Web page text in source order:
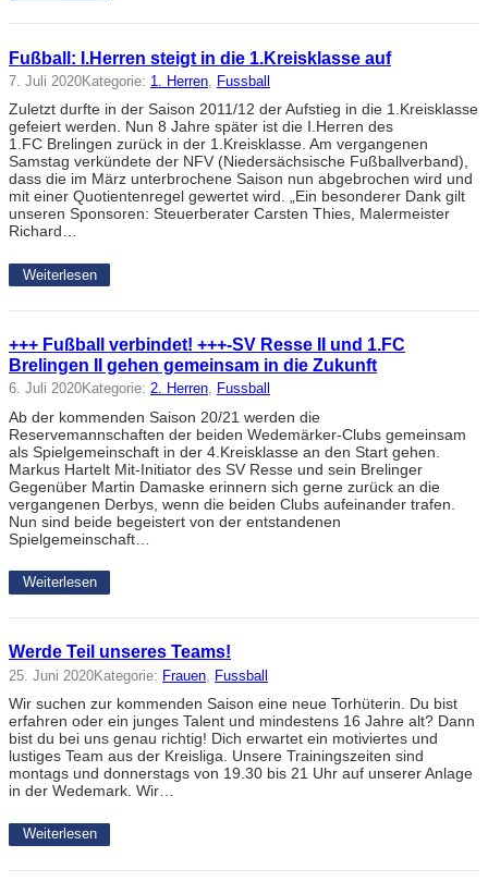
Fußball: I.Herren steigt in die 1.Kreisklasse auf
7. Juli 2020Kategorie: 1. Herren, Fussball
Zuletzt durfte in der Saison 2011/12 der Aufstieg in die 1.Kreisklasse
gefeiert werden. Nun 8 Jahre später ist die I.Herren des
1.FC Brelingen zurück in der 1.Kreisklasse. Am vergangenen
Samstag verkündete der NFV (Niedersächsische Fußballverband),
dass die im März unterbrochene Saison nun abgebrochen wird und
mit einer Quotientenregel gewertet wird. „Ein besonderer Dank gilt
unseren Sponsoren: Steuerberater Carsten Thies, Malermeister
Richard…
Weiterlesen
+++ Fußball verbindet! +++-SV Resse II und 1.FC
Brelingen II gehen gemeinsam in die Zukunft
6. Juli 2020Kategorie: 2. Herren, Fussball
Ab der kommenden Saison 20/21 werden die
Reservemannschaften der beiden Wedemärker-Clubs gemeinsam
als Spielgemeinschaft in der 4.Kreisklasse an den Start gehen.
Markus Hartelt Mit-Initiator des SV Resse und sein Brelinger
Gegenüber Martin Damaske erinnern sich gerne zurück an die
vergangenen Derbys, wenn die beiden Clubs aufeinander trafen.
Nun sind beide begeistert von der entstandenen
Spielgemeinschaft…
Weiterlesen
Werde Teil unseres Teams!
25. Juni 2020Kategorie: Frauen Fussball
Wir suchen zur kommenden Saison eine neue Torhüterin. Du bist
erfahren oder ein junges Talent und mindestens 16 Jahre alt? Dann
bist du bei uns genau richtig! Dich erwartet ein motiviertes und
lustiges Team aus der Kreisliga. Unsere Trainingszeiten sind
montags und donnerstags von 19.30 bis 21 Uhr auf unserer Anlage
in der Wedemark. Wir…
Weiterlesen